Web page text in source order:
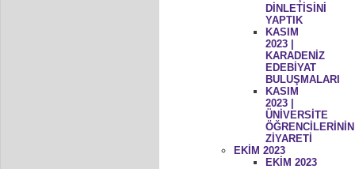
DİNLETİSİNİ
YAPTIK
KASIM
2023 |
KARADENİZ
EDEBİYAT
BULUŞMALARI
KASIM
2023 |
ÜNİVERSİTE
ÖĞRENCİLERİNİN
ZİYARETİ
EKİM 2023
EKİM 2023